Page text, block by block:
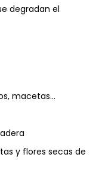
degradan el
macetas…
y flores secas de